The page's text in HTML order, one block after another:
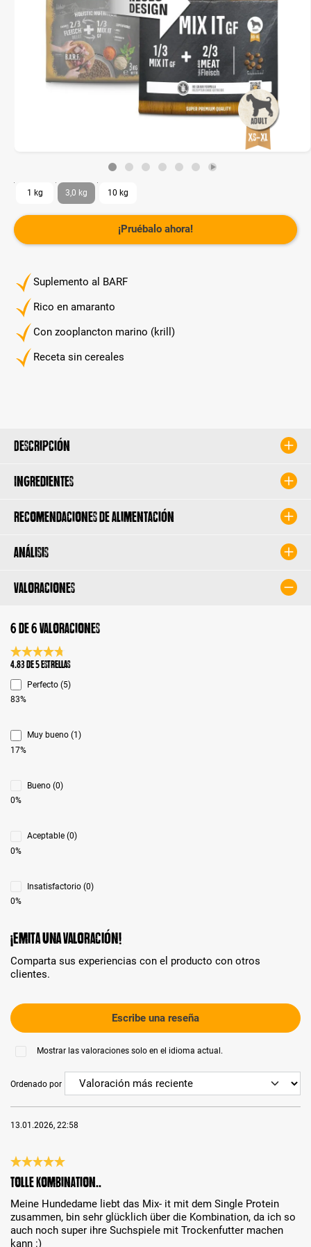
Suplemento al BARF
Rico en amaranto
Con zooplancton marino (krill)
Receta sin cereales
1 kg 3,0 kg 10 kg
¡Pruébalo ahora!
Descripción
Ingredientes
Recomendaciones de alimentación
Análisis
Valoraciones
6 de 6 valoraciones
Calificación promedio de 4.8 de 5 estrellas
4.83 de 5 Estrellas
Perfecto (5)
83%
Muy bueno (1)
17%
Bueno (0)
0%
Aceptable (0)
0%
Insatisfactorio (0)
0%
¡Emita una valoración!
Comparta sus experiencias con el producto con otros
clientes.
Escribe una reseña
Mostrar las valoraciones solo en el idioma actual.
Ordenado por
13.01.2026, 22:58
Reseña con calificación de 5 de 5 estrellas
Tolle Kombination..
Meine Hundedame liebt das Mix- it mit dem Single Protein
zusammen, bin sehr glücklich über die Kombination, da ich so
auch noch super ihre Suchspiele mit Trockenfutter machen
kann :)